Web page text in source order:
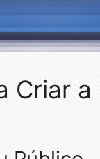
Criar a